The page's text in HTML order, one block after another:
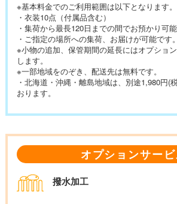
※基本料金でのご利用範囲は以下となります。
・衣装10点（付属品含む）
・集荷から最長120日までの間でお預かり可能
・ご指定の場所への集荷、お届けが可能です。
※小物の追加、保管期間の延長にはオプショ
します。
※一部地域をのぞき、配送先は無料です。
・北海道・沖縄・離島地域は、別途1,980円(
おります。
オプションサービ
撥水加工